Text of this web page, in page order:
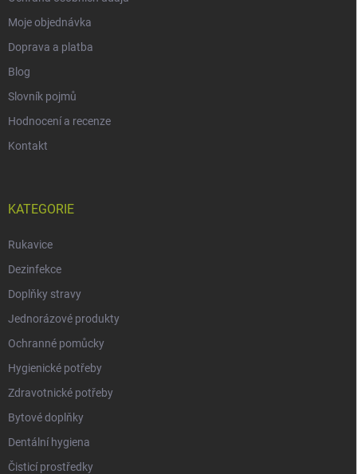
Moje objednávka
Doprava a platba
Blog
Slovník pojmů
Hodnocení a recenze
Kontakt
KATEGORIE
Rukavice
Dezinfekce
Doplňky stravy
Jednorázové produkty
Ochranné pomůcky
Hygienické potřeby
Zdravotnické potřeby
Bytové doplňky
Dentální hygiena
Čisticí prostředky